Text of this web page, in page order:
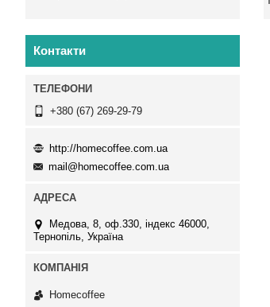
Контакти
+380 (67) 269-29-79
http://homecoffee.com.ua
mail@homecoffee.com.ua
Медова, 8, оф.330, індекс 46000,
Тернопіль, Україна
Homecoffee